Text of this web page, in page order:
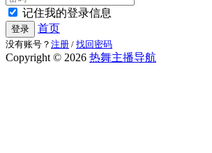
记住我的登录信息
登录 首页
没有账号？ 注册 / 找回密码
Copyright © 2026 热舞主播导航